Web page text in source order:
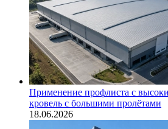
Применение профлиста с
кровель с большими пролётами
18.06.2026